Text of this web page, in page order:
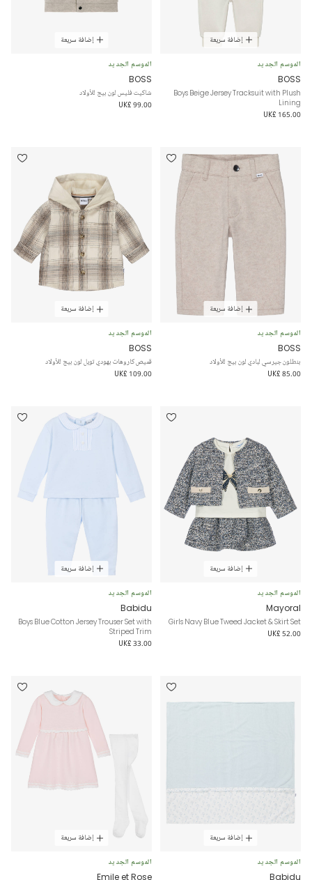
إضافة سريعة
الموسم الجديد
BOSS
Boys Beige Jersey Tracksuit with Plush
Lining
UK£ 165.00
إضافة سريعة
الموسم الجديد
BOSS
شاكيت فليس لون بيج للأولاد
UK£ 99.00
إضافة سريعة
الموسم الجديد
BOSS
بنطلون جيرسي لبادي لون بيج للأولاد
UK£ 85.00
إضافة سريعة
الموسم الجديد
BOSS
قميص كاروهات بهودي تويل لون بيج للأولاد
UK£ 109.00
إضافة سريعة
الموسم الجديد
Mayoral
Girls Navy Blue Tweed Jacket & Skirt Set
UK£ 52.00
إضافة سريعة
الموسم الجديد
Babidu
Boys Blue Cotton Jersey Trouser Set with
Striped Trim
UK£ 33.00
إضافة سريعة
الموسم الجديد
Babidu
إضافة سريعة
الموسم الجديد
Emile et Rose